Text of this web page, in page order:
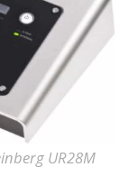
UR28M